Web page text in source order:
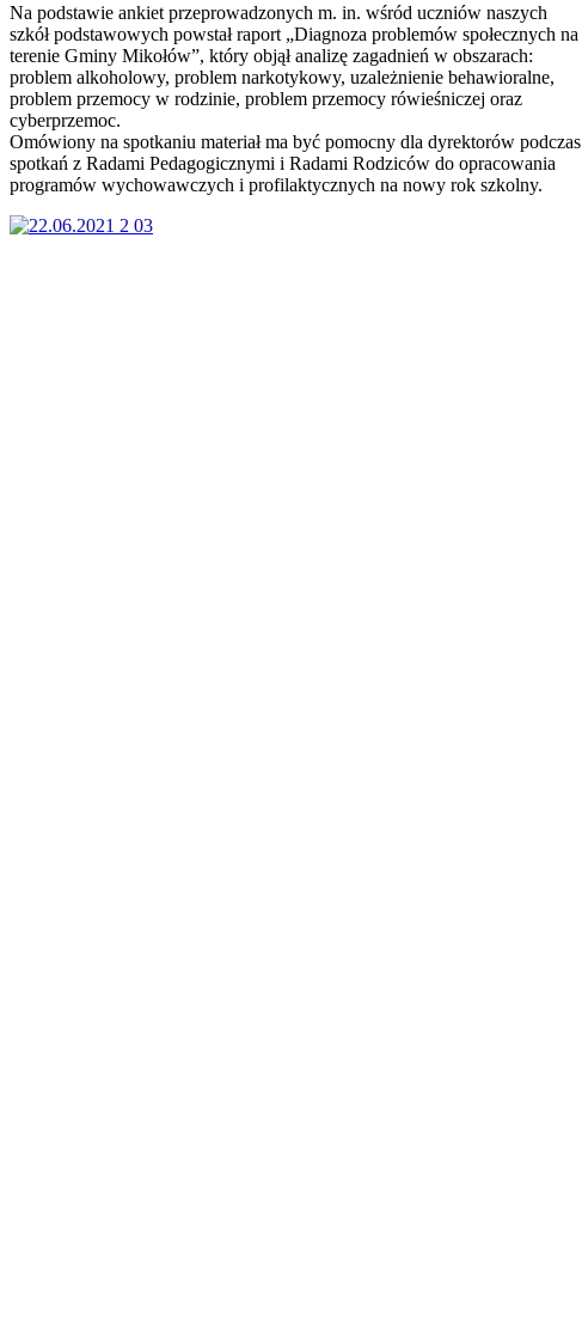
Na podstawie ankiet przeprowadzonych m. in. wśród uczniów naszych
szkół podstawowych powstał raport „Diagnoza problemów społecznych na
terenie Gminy Mikołów”, który objął analizę zagadnień w obszarach:
problem alkoholowy, problem narkotykowy, uzależnienie behawioralne,
problem przemocy w rodzinie, problem przemocy rówieśniczej oraz
cyberprzemoc.
Omówiony na spotkaniu materiał ma być pomocny dla dyrektorów podczas
spotkań z Radami Pedagogicznymi i Radami Rodziców do opracowania
programów wychowawczych i profilaktycznych na nowy rok szkolny.